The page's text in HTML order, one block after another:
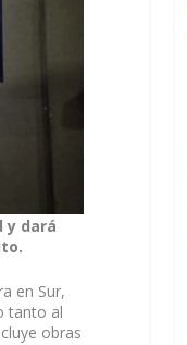
y dará
en Sur,
tanto al
obras